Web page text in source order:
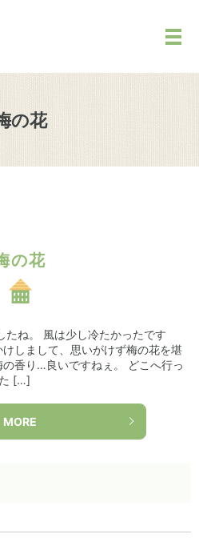
メ
の花
の花
たね。 風は少し冷たかったです
しまして、思いがけず梅の花を堪
香り…良いですねぇ。 どこへ行っ
[…]
MORE